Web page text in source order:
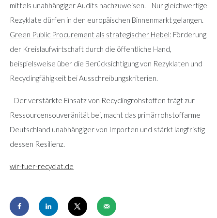
mittels unabhängiger Audits nachzuweisen. Nur gleichwertige
Rezyklate dürfen in den europäischen Binnenmarkt gelangen.
Green Public Procurement als strategischer Hebel: Förderung
der Kreislaufwirtschaft durch die öffentliche Hand,
beispielsweise über die Berücksichtigung von Rezyklaten und
Recyclingfähigkeit bei Ausschreibungskriterien.
Der verstärkte Einsatz von Recyclingrohstoffen trägt zur
Ressourcensouveränität bei, macht das primärrohstoffarme
Deutschland unabhängiger von Importen und stärkt langfristig
dessen Resilienz.
wir-fuer-recyclat.de